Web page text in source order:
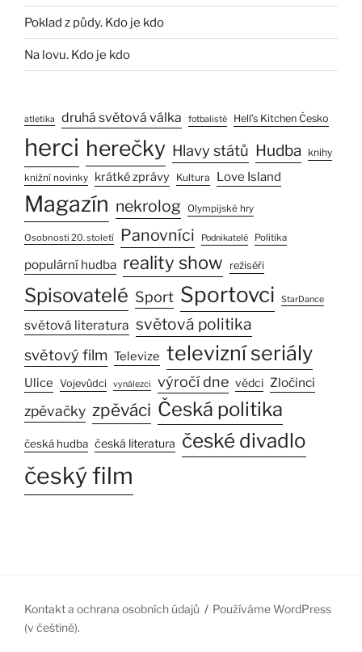
Poklad z půdy. Kdo je kdo
Na lovu. Kdo je kdo
atletika druhá světová válka fotbalisté Hell’s Kitchen Česko
herci herečky Hlavy států Hudba knihy
knižní novinky krátké zprávy Kultura Love Island
Magazín nekrolog Olympijské hry
Osobnosti 20. století Panovníci Podnikatelé Politika
populární hudba reality show režiséři
Spisovatelé Sport Sportovci StarDance
světová literatura světová politika
světový film Televize televizní seriály
Ulice Vojevůdci vynálezci výročí dne vědci Zločinci
zpěvačky zpěváci Česká politika
česká hudba česká literatura české divadlo
český film
Kontakt a ochrana osobních údajů
Používáme WordPress
(v češtině).